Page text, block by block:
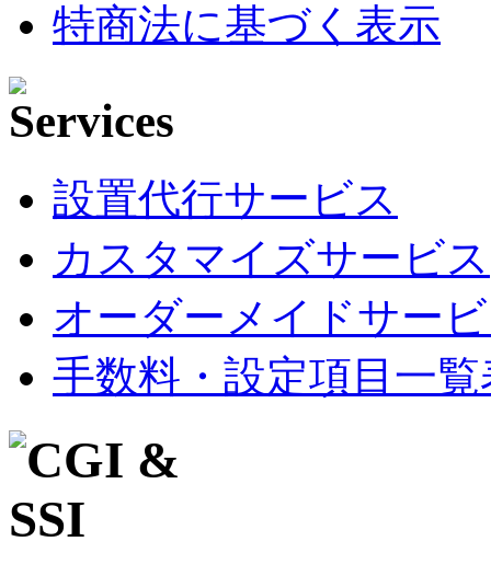
特商法に基づく表示
設置代行サービス
カスタマイズサービス
オーダーメイドサー
手数料・設定項目一覧